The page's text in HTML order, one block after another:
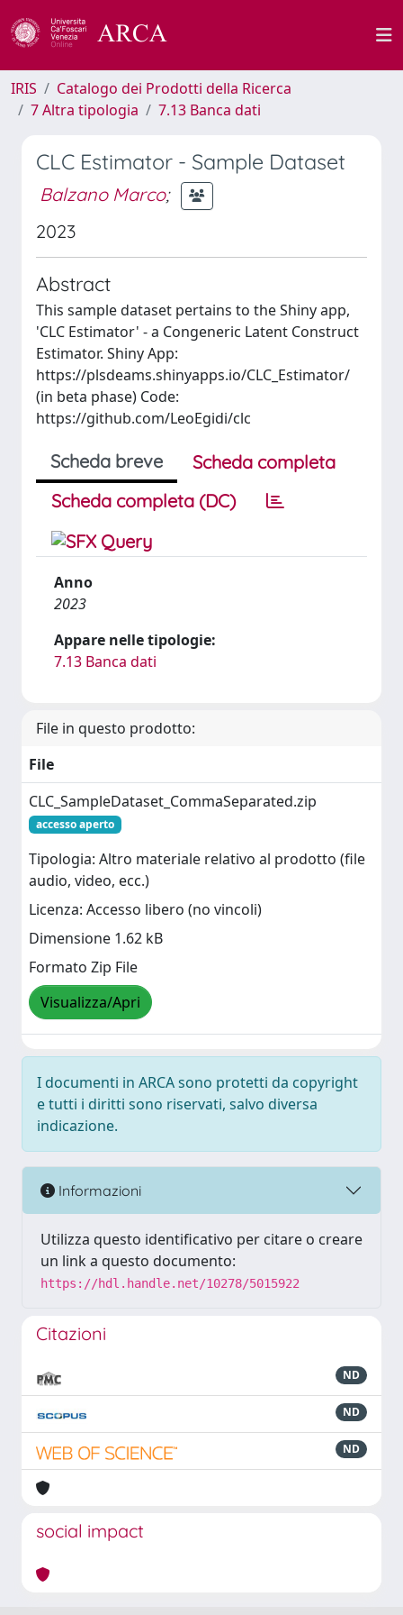
IRIS
Catalogo dei Prodotti della Ricerca
7 Altra tipologia
7.13 Banca dati
CLC Estimator - Sample Dataset
Balzano Marco;
2023
Abstract
This sample dataset pertains to the Shiny app,
'CLC Estimator' - a Congeneric Latent Construct
Estimator. Shiny App:
https://plsdeams.shinyapps.io/CLC_Estimator/
(in beta phase) Code:
https://github.com/LeoEgidi/clc
Scheda breve
Scheda completa
Scheda completa (DC)
Anno
2023
Appare nelle tipologie:
7.13 Banca dati
File in questo prodotto:
File
CLC_SampleDataset_CommaSeparated.zip
accesso aperto
Tipologia: Altro materiale relativo al prodotto (file
audio, video, ecc.)
Licenza: Accesso libero (no vincoli)
Dimensione 1.62 kB
Formato Zip File
Visualizza/Apri
I documenti in ARCA sono protetti da copyright
e tutti i diritti sono riservati, salvo diversa
indicazione.
Informazioni
Utilizza questo identificativo per citare o creare
un link a questo documento:
https://hdl.handle.net/10278/5015922
Citazioni
ND
ND
ND
social impact